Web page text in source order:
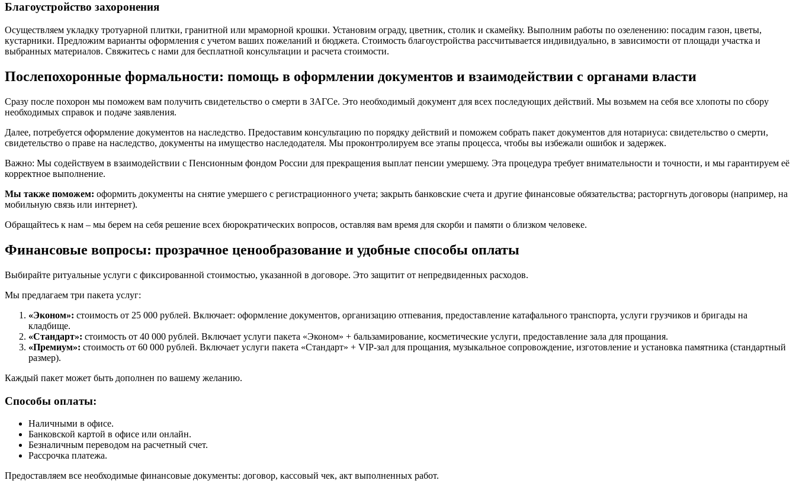
Благоустройство захоронения
Осуществляем укладку тротуарной плитки, гранитной или мраморной крошки. Установим ограду, цветник, столик и скамейку. Выполним работы по озеленению: посадим газон, цветы,
кустарники. Предложим варианты оформления с учетом ваших пожеланий и бюджета. Стоимость благоустройства рассчитывается индивидуально, в зависимости от площади участка и
выбранных материалов. Свяжитесь с нами для бесплатной консультации и расчета стоимости.
Послепохоронные формальности: помощь в оформлении документов и взаимодействии с органами власти
Сразу после похорон мы поможем вам получить свидетельство о смерти в ЗАГСе. Это необходимый документ для всех последующих действий. Мы возьмем на себя все хлопоты по сбору
необходимых справок и подаче заявления.
Далее, потребуется оформление документов на наследство. Предоставим консультацию по порядку действий и поможем собрать пакет документов для нотариуса: свидетельство о смерти,
свидетельство о праве на наследство, документы на имущество наследодателя. Мы проконтролируем все этапы процесса, чтобы вы избежали ошибок и задержек.
Важно: Мы содействуем в взаимодействии с Пенсионным фондом России для прекращения выплат пенсии умершему. Эта процедура требует внимательности и точности, и мы гарантируем её
корректное выполнение.
Мы также поможем: оформить документы на снятие умершего с регистрационного учета; закрыть банковские счета и другие финансовые обязательства; расторгнуть договоры (например, на
мобильную связь или интернет).
Обращайтесь к нам – мы берем на себя решение всех бюрократических вопросов, оставляя вам время для скорби и памяти о близком человеке.
Финансовые вопросы: прозрачное ценообразование и удобные способы оплаты
Выбирайте ритуальные услуги с фиксированной стоимостью, указанной в договоре. Это защитит от непредвиденных расходов.
Мы предлагаем три пакета услуг:
«Эконом»: стоимость от 25 000 рублей. Включает: оформление документов, организацию отпевания, предоставление катафального транспорта, услуги грузчиков и бригады на
кладбище.
«Стандарт»: стоимость от 40 000 рублей. Включает услуги пакета «Эконом» + бальзамирование, косметические услуги, предоставление зала для прощания.
«Премиум»: стоимость от 60 000 рублей. Включает услуги пакета «Стандарт» + VIP-зал для прощания, музыкальное сопровождение, изготовление и установка памятника (стандартный
размер).
Каждый пакет может быть дополнен по вашему желанию.
Способы оплаты:
Наличными в офисе.
Банковской картой в офисе или онлайн.
Безналичным переводом на расчетный счет.
Рассрочка платежа.
Предоставляем все необходимые финансовые документы: договор, кассовый чек, акт выполненных работ.